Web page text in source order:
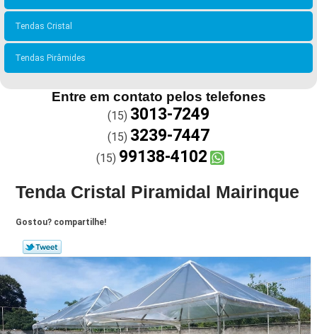
Tendas Cristal
Tendas Pirâmides
Entre em contato pelos telefones
(15) 3013-7249
(15) 3239-7447
(15) 99138-4102
Tenda Cristal Piramidal Mairinque
Gostou? compartilhe!